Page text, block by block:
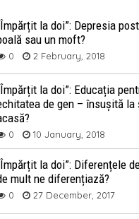
la doi”: Depresia
sau un moft?
0 2 February, 2018
la doi”: Educația
de gen – însușită la
0 10 January, 2018
la doi”: Diferențele
mult ne diferențiază?
0 27 December, 2017